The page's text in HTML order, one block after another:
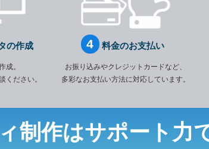
の作成
成。
ください。
料金のお支払い
お振り込みやクレジットカードなど、
多彩なお支払い方法に対応しています。
制作はサポート力